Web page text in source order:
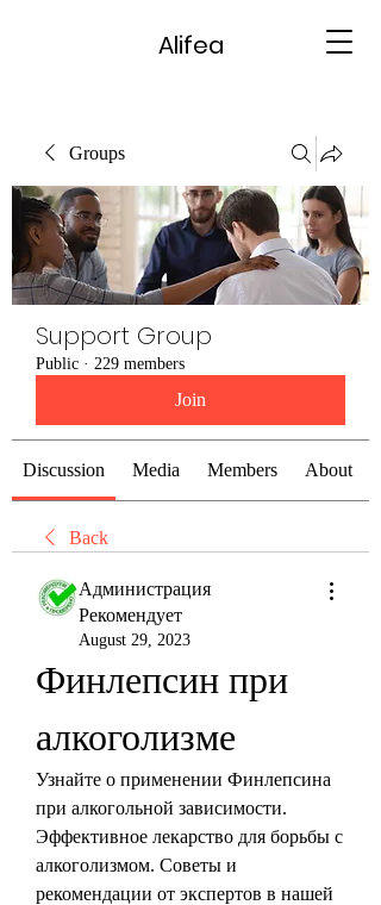
Alifea
Groups
Support Group
Public · 229 members
Join
Discussion Media Members About
Back
Администрация
Рекомендует
August 29, 2023
Финлепсин при
алкоголизме
Узнайте о применении Финлепсина
при алкогольной зависимости.
Эффективное лекарство для борьбы с
алкоголизмом. Советы и
рекомендации от экспертов в нашей